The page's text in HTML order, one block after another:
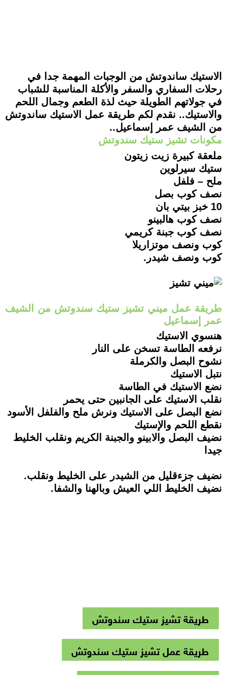
الاستيك ساندوتش من الوجبات المهمة جدا في
رحلات السفاري والسفر والأكلة المناسبة للشباب
في جولاتهم الطويلة حيث لذة الطعم وجمال اللحم
والاستيك.. نقدم لكم طريقة عمل الاستيك ساندوتش
من الشيف عمر إسماعيل..
مكونات تشيز ستيك سندوتش
ملعقة كبيرة زيت زيتون
ستيك سيرلوين
ملح – فلفل
نصف كوب بصل
10 خبز بيتي بان
نصف كوب هالبينو
نصف كوب جبنة كريمي
كوب ونصف موتزاريلا
كوب ونصف شيدر.
طريقة عمل ميني تشيز ستيك سندوتش من الشيف
عمر إسماعيل
هنسوي الاستيك
نرفعه الطاسة تسخن على النار
نشوح البصل والكرملة
نتبل الاستيك
نضع الاستيك في الطاسة
نقلب الاستيك على الجانبين حتى يحمر
نضع البصل على الاستيك ونرش ملح والفلفل الأسود
نقطع اللحم والإستيك
نضيف البصل والابينو والجبنة الكريم ونقلب الخليط
جيدا
نضيف جزءقليل من الشيدر على الخليط ونقلب.
نضيف الخليط اللي العيش وبالهنا والشفا.
طريقة تشيز ستيك سندوتش
طريقة عمل تشيز ستيك سندوتش